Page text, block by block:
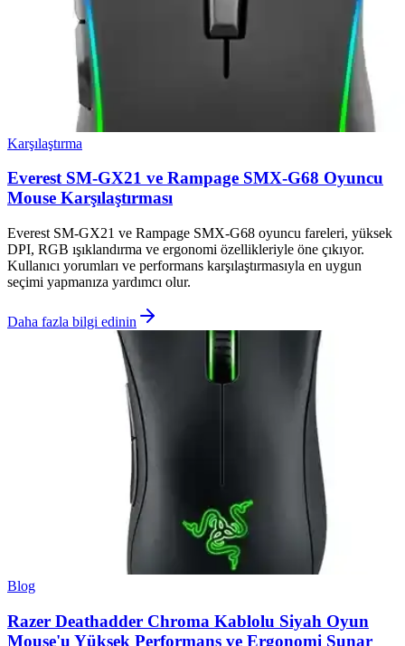
Karşılaştırma
Everest SM-GX21 ve Rampage SMX-G68 Oyuncu
Mouse Karşılaştırması
Everest SM-GX21 ve Rampage SMX-G68 oyuncu fareleri, yüksek
DPI, RGB ışıklandırma ve ergonomi özellikleriyle öne çıkıyor.
Kullanıcı yorumları ve performans karşılaştırmasıyla en uygun
seçimi yapmanıza yardımcı olur.
Daha fazla bilgi edinin
Blog
Razer Deathadder Chroma Kablolu Siyah Oyun
Mouse'u Yüksek Performans ve Ergonomi Sunar